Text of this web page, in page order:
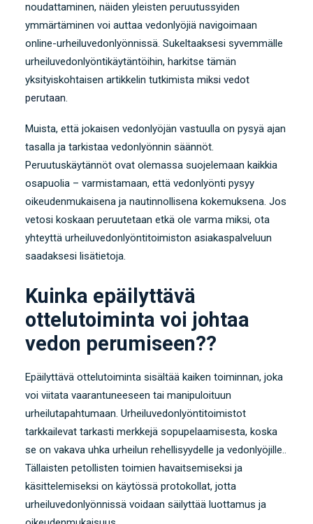
noudattaminen, näiden yleisten peruutussyiden
ymmärtäminen voi auttaa vedonlyöjiä navigoimaan
online-urheiluvedonlyönnissä. Sukeltaaksesi syvemmälle
urheiluvedonlyöntikäytäntöihin, harkitse tämän
yksityiskohtaisen artikkelin tutkimista miksi vedot
perutaan.
Muista, että jokaisen vedonlyöjän vastuulla on pysyä ajan
tasalla ja tarkistaa vedonlyönnin säännöt.
Peruutuskäytännöt ovat olemassa suojelemaan kaikkia
osapuolia – varmistamaan, että vedonlyönti pysyy
oikeudenmukaisena ja nautinnollisena kokemuksena. Jos
vetosi koskaan peruutetaan etkä ole varma miksi, ota
yhteyttä urheiluvedonlyöntitoimiston asiakaspalveluun
saadaksesi lisätietoja.
Kuinka epäilyttävä
ottelutoiminta voi johtaa
vedon perumiseen??
Epäilyttävä ottelutoiminta sisältää kaiken toiminnan, joka
voi viitata vaarantuneeseen tai manipuloituun
urheilutapahtumaan. Urheiluvedonlyöntitoimistot
tarkkailevat tarkasti merkkejä sopupelaamisesta, koska
se on vakava uhka urheilun rehellisyydelle ja vedonlyöjille..
Tällaisten petollisten toimien havaitsemiseksi ja
käsittelemiseksi on käytössä protokollat, jotta
urheiluvedonlyönnissä voidaan säilyttää luottamus ja